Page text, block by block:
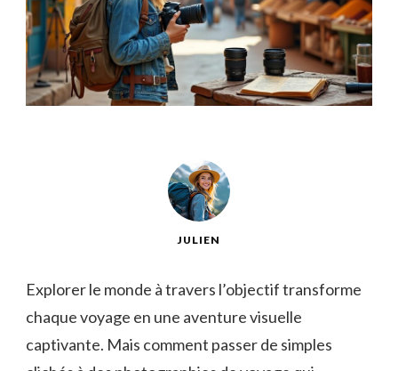
JULIEN
Explorer le monde à travers l’objectif transforme
chaque voyage en une aventure visuelle
captivante. Mais comment passer de simples